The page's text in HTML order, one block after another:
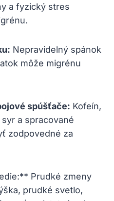
a fyzický stres
Nepravidelný spánok
môže‍ migrénu
spúšťače: Kofeín,
a spracované
zodpovedné za
Prudké zmeny⁤
prudké svetlo,